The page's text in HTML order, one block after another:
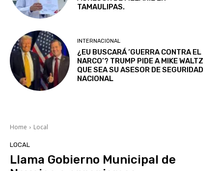
TAMAULIPAS.
INTERNACIONAL
¿EU BUSCARÁ ‘GUERRA CONTRA EL
NARCO’? TRUMP PIDE A MIKE WALTZ
QUE SEA SU ASESOR DE SEGURIDAD
NACIONAL